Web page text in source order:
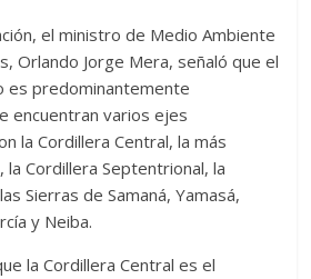
el ministro de Medio Ambiente
Orlando Jorge Mera, señaló que el
es predominantemente
encuentran varios ejes
la Cordillera Central, la más
Cordillera Septentrional, la
Sierras de Samaná, Yamasá,
y Neiba.
la Cordillera Central es el